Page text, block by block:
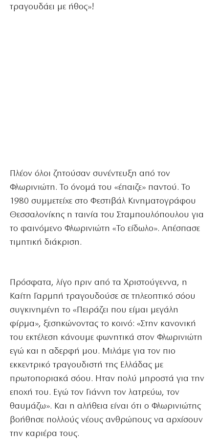
τραγουδάει με ήθος»!
Πλέον όλοι ζητούσαν συνέντευξη από τον
Φλωρινιώτη. Το όνομά του «έπαιζε» παντού. Το
1980 συμμετείχε στο Φεστιβάλ Κινηματογράφου
Θεσσαλονίκης η ταινία του Σταμπουλόπουλου για
το φαινόμενο Φλωρινιώτη «Το είδωλο». Απέσπασε
τιμητική διάκριση.
Πρόσφατα, λίγο πριν από τα Χριστούγεννα, η
Καίτη Γαρμπή τραγουδούσε σε τηλεοπτικό σόου
συγκινημένη το «Πειράζει που είμαι μεγάλη
φίρμα», ξεσηκώνοντας το κοινό: «Στην κανονική
του εκτέλεση κάνουμε φωνητικά στον Φλωρινιώτη
εγώ και η αδερφή μου. Μιλάμε για τον πιο
εκκεντρικό τραγουδιστή της Ελλάδας με
πρωτοποριακά σόου. Ηταν πολύ μπροστά για την
εποχή του. Εγώ τον Γιάννη τον λατρεύω, τον
θαυμάζω». Και η αλήθεια είναι ότι ο Φλωρινιώτης
βοήθησε πολλούς νέους ανθρώπους να αρχίσουν
την καριέρα τους.